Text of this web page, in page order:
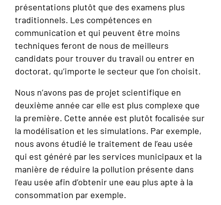
présentations plutôt que des examens plus
traditionnels. Les compétences en
communication et qui peuvent être moins
techniques feront de nous de meilleurs
candidats pour trouver du travail ou entrer en
doctorat, qu’importe le secteur que l’on choisit.
Nous n’avons pas de projet scientifique en
deuxième année car elle est plus complexe que
la première. Cette année est plutôt focalisée sur
la modélisation et les simulations. Par exemple,
nous avons étudié le traitement de l’eau usée
qui est généré par les services municipaux et la
manière de réduire la pollution présente dans
l’eau usée afin d’obtenir une eau plus apte à la
consommation par exemple.